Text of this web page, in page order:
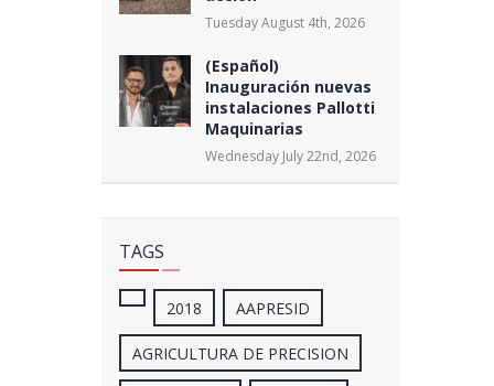
Tuesday August 4th, 2026
(Español)
Inauguración nuevas
instalaciones Pallotti
Maquinarias
Wednesday July 22nd, 2026
TAGS
2018 AAPRESID
AGRICULTURA DE PRECISION